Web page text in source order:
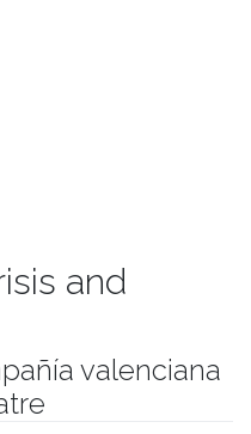
and
valenciana